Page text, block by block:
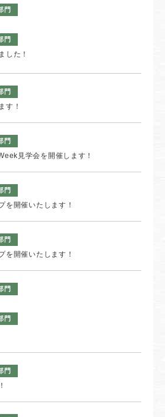
門
門
！
門
門
見学会を開催します！
門
門
した！
門
す！
門
見学会を開催します！
門
を開催いたします！
門
を開催いたします！
門
を開始しました！
門
会学術集会に参加しました！
門
門